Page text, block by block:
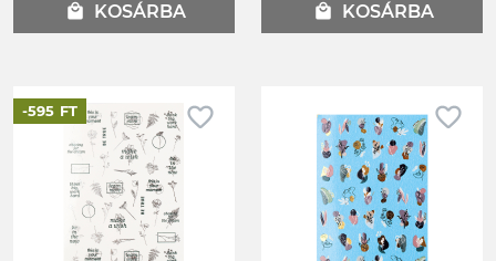
local_mall KOSÁRBA local_mall KOSÁRBA
favorite_border
-595 FT favorite_border